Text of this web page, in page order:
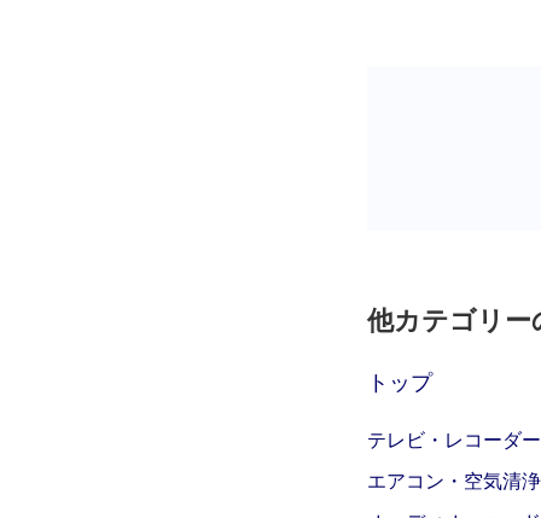
他カテゴリ
トップ
テレビ・レコーダー
エアコン・空気清